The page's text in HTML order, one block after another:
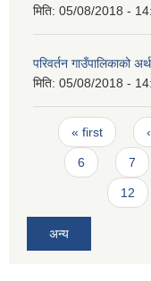
मिति: 05/08/2018 -
परिवर्तन गाउँपालिकाको
मिति: 05/08/2018 -
Pages
« first
6 7
12
अन्य